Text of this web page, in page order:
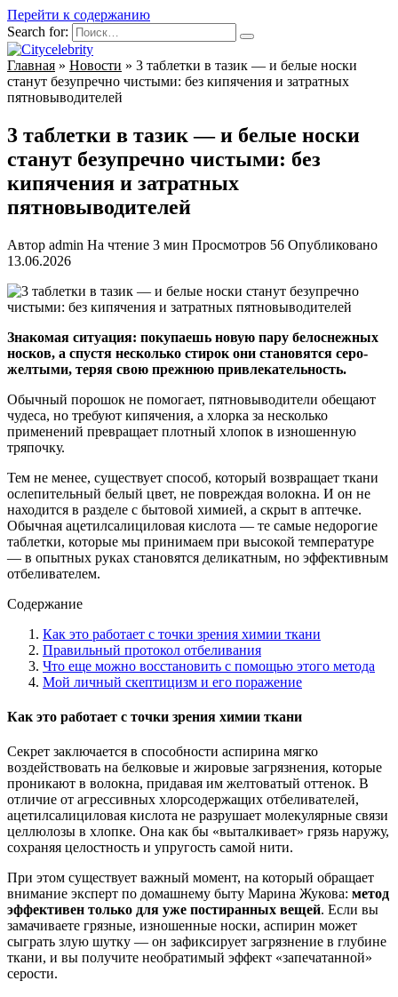
Перейти к содержанию
Search for:
Главная » Новости » 3 таблетки в тазик — и белые носки
станут безупречно чистыми: без кипячения и затратных
пятновыводителей
3 таблетки в тазик — и белые носки
станут безупречно чистыми: без
кипячения и затратных
пятновыводителей
Автор admin На чтение 3 мин Просмотров 56 Опубликовано
13.06.2026
Знакомая ситуация: покупаешь новую пару белоснежных
носков, а спустя несколько стирок они становятся серо-
желтыми, теряя свою прежнюю привлекательность.
Обычный порошок не помогает, пятновыводители обещают
чудеса, но требуют кипячения, а хлорка за несколько
применений превращает плотный хлопок в изношенную
тряпочку.
Тем не менее, существует способ, который возвращает ткани
ослепительный белый цвет, не повреждая волокна. И он не
находится в разделе с бытовой химией, а скрыт в аптечке.
Обычная ацетилсалициловая кислота — те самые недорогие
таблетки, которые мы принимаем при высокой температуре
— в опытных руках становятся деликатным, но эффективным
отбеливателем.
Содержание
Как это работает с точки зрения химии ткани
Правильный протокол отбеливания
Что еще можно восстановить с помощью этого метода
Мой личный скептицизм и его поражение
Как это работает с точки зрения химии ткани
Секрет заключается в способности аспирина мягко
воздействовать на белковые и жировые загрязнения, которые
проникают в волокна, придавая им желтоватый оттенок. В
отличие от агрессивных хлорсодержащих отбеливателей,
ацетилсалициловая кислота не разрушает молекулярные связи
целлюлозы в хлопке. Она как бы «выталкивает» грязь наружу,
сохраняя целостность и упругость самой нити.
При этом существует важный момент, на который обращает
внимание эксперт по домашнему быту Марина Жукова: метод
эффективен только для уже постиранных вещей. Если вы
замачиваете грязные, изношенные носки, аспирин может
сыграть злую шутку — он зафиксирует загрязнение в глубине
ткани, и вы получите необратимый эффект «запечатанной»
серости.